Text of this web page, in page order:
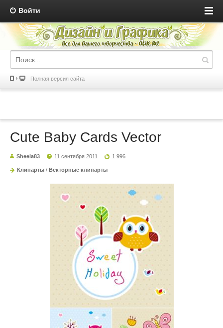
Войти
Полная версия сайта
Cute Baby Cards Vector
Sheela83 11 сентября 2011 1 996
Клипарты / Векторные клипарты